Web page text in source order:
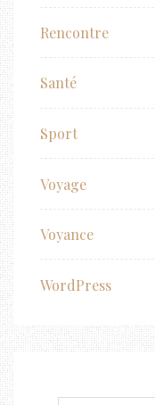
Rencontre
Santé
Sport
Voyage
Voyance
WordPress